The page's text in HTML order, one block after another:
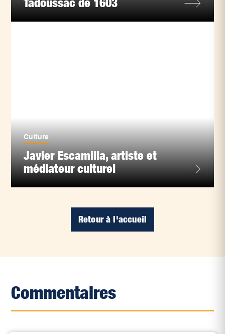
Culture
Javier Escamilla, artiste et
médiateur culturel
Retour à l'accueil
Commentaires